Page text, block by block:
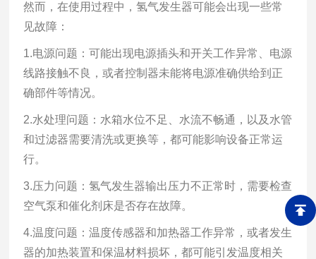
然而，在使用过程中，氢气发生器可能会出现一些常
见故障：
1.电源问题：可能出现电源插头和开关工作异常、电源
线路接触不良，或者控制器未能将电源准确供给到正
确部件等情况。
2.水处理问题：水箱水位不足、水流不畅通，以及水管
和过滤器需要清洗或更换等，都可能影响设备正常运
行。
3.压力问题：氢气发生器输出压力不正常时，需要检查
空气泵和催化剂床是否存在故障。
4.温度问题：温度传感器和加热器工作异常，或者发生
器的加热装置和保温材料损坏，都可能引发温度相关